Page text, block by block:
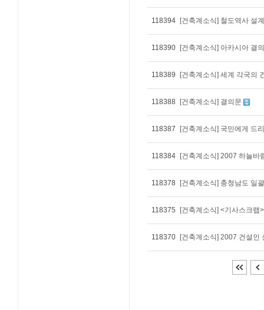
118394 [건축계소식] 철도역사 설
118390 [건축계소식] 아카시아 결
118389 [건축계소식] 세계 각국의
118388 [건축계소식] 결의문
118387 [건축계소식] 국민에게 드
118384 [건축계소식] 2007 하늘바
118378 [건축계소식] 충청남도 일
118375 [건축계소식] <기사스크랩
118370 [건축계소식] 2007 건설인